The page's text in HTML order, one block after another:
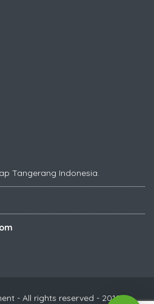
Tangerang Indonesia.
- All rights reserved - 2019